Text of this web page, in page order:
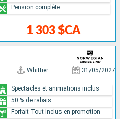
1 303 $CA
Pension complète
Whittier 31/05/2027
Spectacles et animations inclus
50 % de rabais
Forfait Tout Inclus en promotion